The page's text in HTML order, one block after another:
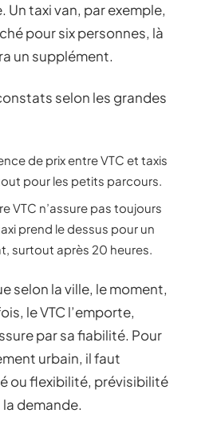
Un taxi van, par exemple,
pour six personnes, là
un supplément.
selon les grandes
de prix entre VTC et taxis
pour les petits parcours.
VTC n’assure pas toujours
prend le dessus pour un
surtout après 20 heures.
selon la ville, le moment,
le VTC l’emporte,
par sa fiabilité. Pour
urbain, il faut
ou flexibilité, prévisibilité
demande.